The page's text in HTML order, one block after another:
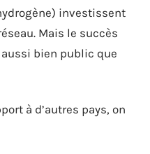
investissent
Mais le succès
aussi bien public que
à d’autres pays, on